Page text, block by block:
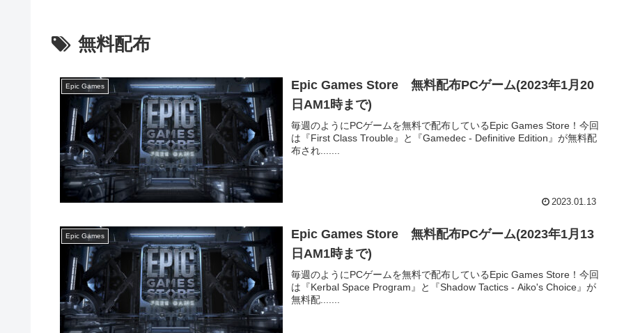
無料配布
Epic Games
Epic Games Store 無料配布PCゲーム(2023年1月20
日AM1時まで)
毎週のようにPCゲームを無料で配布しているEpic Games Store！今回
は『First Class Trouble』と『Gamedec - Definitive Edition』が無料配
布され.......
2023.01.13
Epic Games
Epic Games Store 無料配布PCゲーム(2023年1月13
日AM1時まで)
毎週のようにPCゲームを無料で配布しているEpic Games Store！今回
は『Kerbal Space Program』と『Shadow Tactics - Aiko's Choice』が
無料配.......